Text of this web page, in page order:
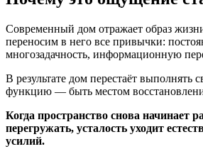
Современный дом отражает образ
переносим в него все привычки:
многозадачность, информационную
В результате дом перестаёт выполнять
функцию — быть местом
Когда пространство снова начинает
перегружать, усталость уходит
усилий.